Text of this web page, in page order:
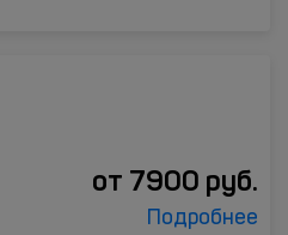
от 7900 руб.
Подробнее